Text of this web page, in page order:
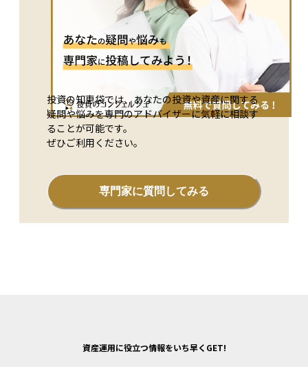
投資の知恵袋では、あなたの投資や資産に関する
疑問や悩みを専門のアドバイザーに気軽に相談す
ることが可能です。
ぜひご利用ください。
専門家に質問してみる
資産運用に役立つ情報をいち早くGET!